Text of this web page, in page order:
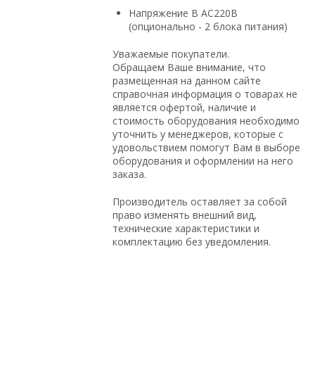
Напряжение В AC220В
(опционально - 2 блока питания)
Уважаемые покупатели.
Обращаем Ваше внимание, что
размещенная на данном сайте
справочная информация о товарах не
является офертой, наличие и
стоимость оборудования необходимо
уточнить у менеджеров, которые с
удовольствием помогут Вам в выборе
оборудования и оформлении на него
заказа.
Производитель оставляет за собой
право изменять внешний вид,
технические характеристики и
комплектацию без уведомления.